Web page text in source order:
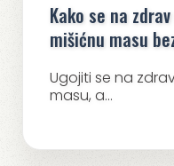
Kako se na
mišićnu masu
Ugojiti se na
masu, a...